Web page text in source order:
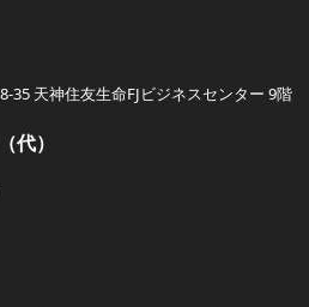
35 天神住友生命FJビジネスセンター 9階